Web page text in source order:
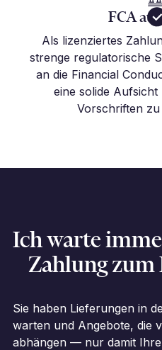
FCA
Als lizenziertes
strenge regulatorische
an die Financial
eine solide
Vorschriften
Ich warte
Zahlung zum
Sie haben Lieferungen in
warten und Angebote, die
abhängen — nur damit